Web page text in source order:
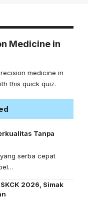
Medicine in
medicine in
this quick quiz.
Tanpa
serba cepat
2026, Simak